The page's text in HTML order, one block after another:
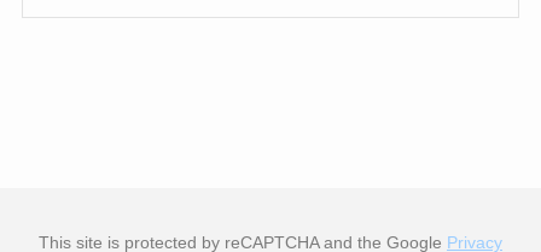
This site is protected by reCAPTCHA and the Google Privacy